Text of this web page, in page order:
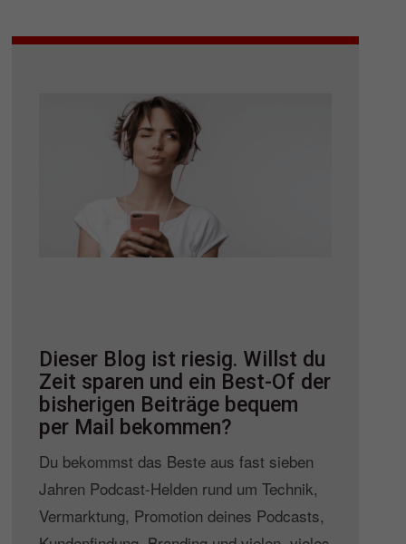
Dieser Blog ist riesig. Willst du
Zeit sparen und ein Best-Of der
bisherigen Beiträge bequem
per Mail bekommen?
Du bekommst das Beste aus fast sieben
Jahren Podcast-Helden rund um Technik,
Vermarktung, Promotion deines Podcasts,